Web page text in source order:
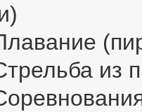
из